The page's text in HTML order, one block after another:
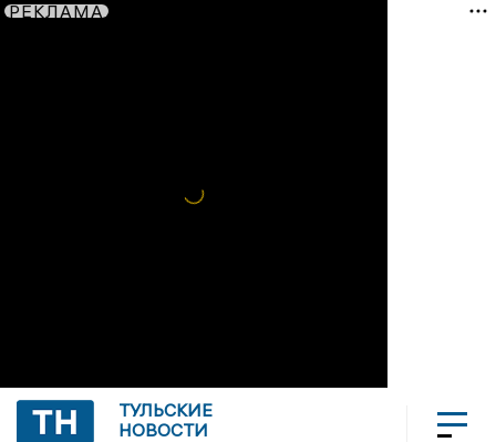
РЕКЛАМА
ТУЛЬСКИЕ
НОВОСТИ